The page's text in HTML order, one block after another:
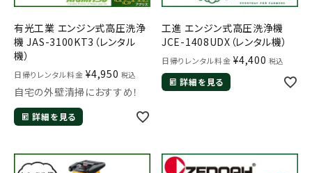
有光工業 エンジン式高圧洗浄
機 JAS-3100KT3（レンタル
機）
日帰りレンタル料金 ¥4,950 税込
自宅の外壁清掃におすすめ！
詳細を見る
工進 エンジン式高圧洗浄機
JCE-1408UDX（レンタル機）
日帰りレンタル料金 ¥4,400 税込
詳細を見る